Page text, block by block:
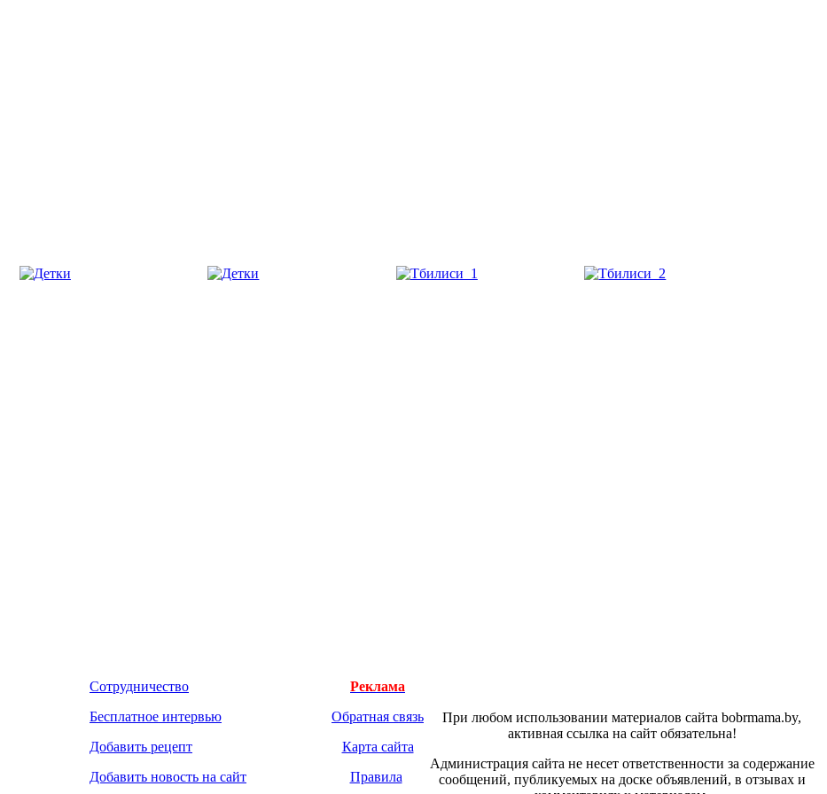
Сотрудничество
Бесплатное интервью
Добавить рецепт
Добавить новость на сайт
Реклама
Обратная связь
Карта сайта
Правила
При любом использовании материалов сайта bobrmama.by,
активная ссылка на сайт обязательна!
Администрация сайта не несет ответственности за содержание
сообщений, публикуемых на доске объявлений, в отзывах и